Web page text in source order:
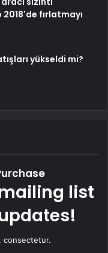
fırlatmayı
yükseldi mi?
list
consectetur.